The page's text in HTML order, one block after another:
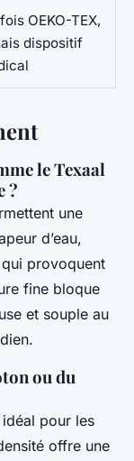
OEKO-TEX,
dispositif
le Texaal
?
une
d’eau,
provoquent
fine bloque
et souple au
ou du
pour les
offre une